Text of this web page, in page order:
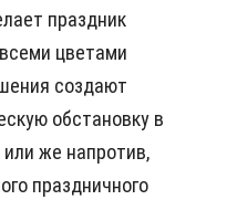
праздник
цветами
создают
обстановку в
же напротив,
праздничного